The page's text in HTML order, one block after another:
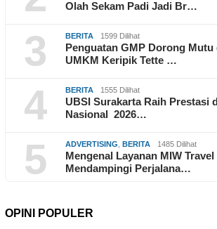
Olah Sekam Padi Jadi Br…
3 BERITA 1599 Dilihat
Penguatan GMP Dorong Mutu
UMKM Keripik Tette …
4 BERITA 1555 Dilihat
UBSI Surakarta Raih Prestasi
Nasional 2026…
5 ADVERTISING BERITA 1485 Dilihat
Mengenal Layanan MIW
Mendampingi Perjalana…
OPINI POPULER